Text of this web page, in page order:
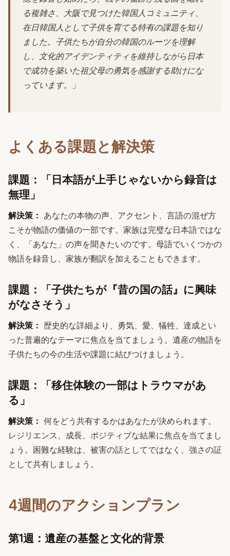
る複雑さ、大阪で見つけた韓国人コミュニティ、
在日韓国人として子供を育てる特有の課題を知り
ました。子供たちが自分の韓国のルーツを理解
し、文化的アイデンティティを維持しながら日本
で成功を築いた祖父母の勇気を感謝する助けにな
っています。」
よくある課題と解決策
課題：「日本語が上手じゃないから録音は
無理」
解決策： あなたの本物の声、アクセント、言語の混ぜ方
こそが物語の価値の一部です。家族は完璧な日本語ではな
く、「あなた」の声を聞きたいのです。母語でいくつかの
物語を録音し、家族が翻訳を加えることもできます。
課題：「子供たちが『昔の国の話』に興味
がなさそう」
解決策： 歴史的な詳細より、勇気、愛、犠牲、達成とい
った普遍的なテーマに焦点を当てましょう。遺産の物語を
子供たちの今の生活や課題に結びつけましょう。
課題：「移住体験の一部はトラウマがあ
る」
解決策： 何をどう共有するかはあなたが決められます。
レジリエンス、成長、ポジティブな結果に焦点を当てまし
ょう。困難な経験は、被害の話としてではなく、強さの証
として共有しましょう。
4週間のアクションプラン
第1週：遺産の基盤と文化的背景